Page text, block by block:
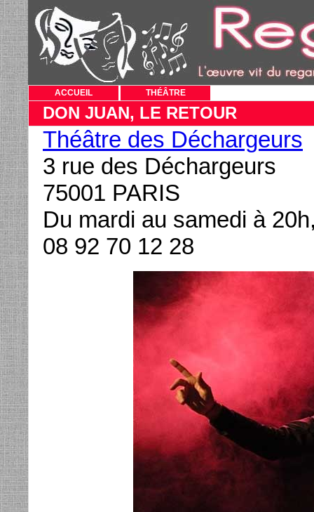
ACCUEIL THÉÂTRE
DON JUAN, LE RETOUR
Théâtre des Déchargeurs
3 rue des Déchargeurs
75001 PARIS
Du mardi au samedi à
08 92 70 12 28